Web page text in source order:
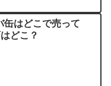
はどこで売って
どこ？